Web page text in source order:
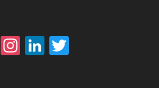
Facebook
Instagram
LinkedIn